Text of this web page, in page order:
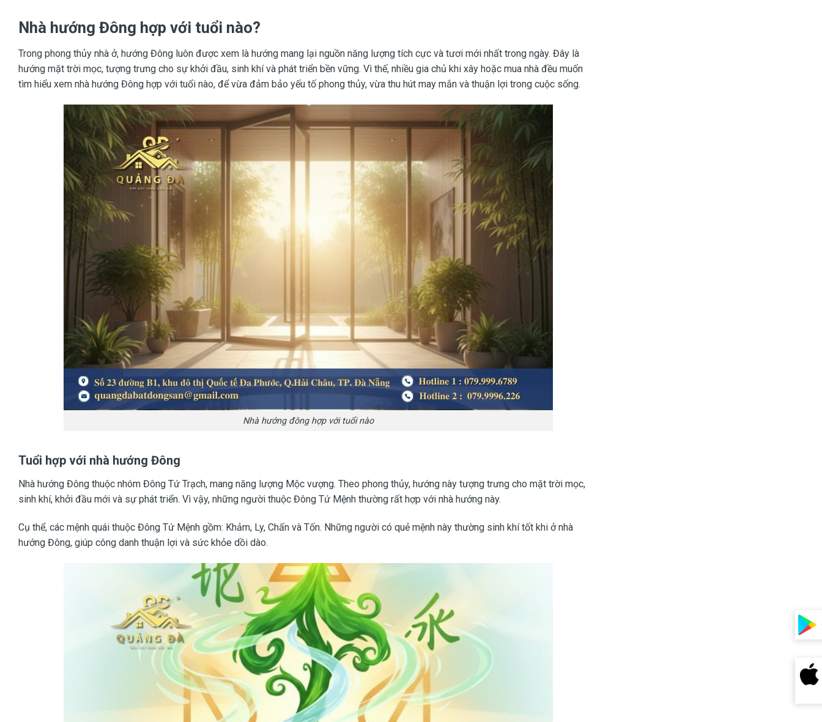
Nhà hướng Đông hợp với tuổi nào?
Trong phong thủy nhà ở, hướng Đông luôn được xem là hướng mang lại nguồn năng lượng tích cực và tươi mới nhất trong ngày. Đây là
hướng mặt trời mọc, tượng trưng cho sự khởi đầu, sinh khí và phát triển bền vững. Vì thế, nhiều gia chủ khi xây hoặc mua nhà đều muốn
tìm hiểu xem nhà hướng Đông hợp với tuổi nào, để vừa đảm bảo yếu tố phong thủy, vừa thu hút may mắn và thuận lợi trong cuộc sống.
Nhà hướng đông hợp với tuổi nào
Tuổi hợp với nhà hướng Đông
Nhà hướng Đông thuộc nhóm Đông Tứ Trạch, mang năng lượng Mộc vượng. Theo phong thủy, hướng này tượng trưng cho mặt trời mọc,
sinh khí, khởi đầu mới và sự phát triển. Vì vậy, những người thuộc Đông Tứ Mệnh thường rất hợp với nhà hướng này.
Cụ thể, các mệnh quái thuộc Đông Tứ Mệnh gồm: Khảm, Ly, Chấn và Tốn. Những người có quẻ mệnh này thường sinh khí tốt khi ở nhà
hướng Đông, giúp công danh thuận lợi và sức khỏe dồi dào.